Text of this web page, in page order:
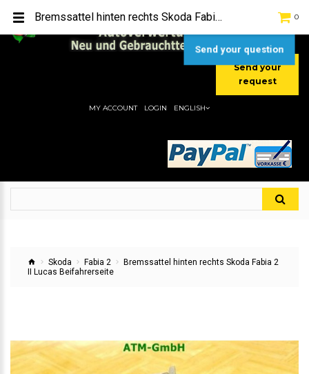
[+49] (0) 2232-5205
[+49] (0) 177 / 4080033
Send your
request
0
MY ACCOUNT LOGIN ENGLISH
Skoda Fabia 2
Bremssattel hinten rechts Skoda Fabia 2
II Lucas Beifahrerseite
Bremssattel hinten rechts Skoda Fabia 2 II Lucas Beifahrerseite
Send your question